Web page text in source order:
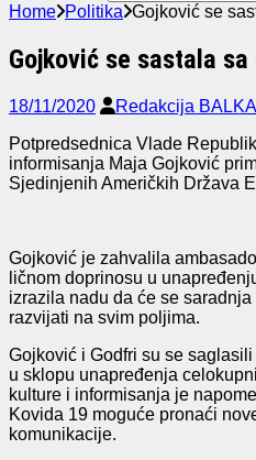
Home Politika Gojković se
Gojković se sastala sa
18/11/2020 Redakcija
Potpredsednica Vlade
informisanja Maja Gojković
Sjedinjenih Američkih Država
Gojković je zahvalila
ličnom doprinosu u
izrazila nadu da će se
razvijati na svim poljima.
Gojković i Godfri su se
u sklopu unapređenja
kulture i informisanja je
Kovida 19 moguće pronaći
komunikacije.